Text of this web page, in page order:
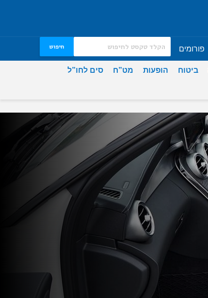
פורומים חיפוש
ביטוח הופעות מט”ח סים לחו”ל